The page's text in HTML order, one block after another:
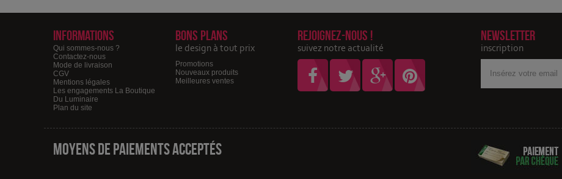
Informations
Qui sommes-nous ?
Contactez-nous
Mode de livraison
CGV
Mentions légales
Les engagements La Boutique
Du Luminaire
Plan du site
Bons plans
le design à tout prix
Promotions
Nouveaux produits
Meilleures ventes
Rejoignez-nous !
suivez notre actualité
Newsletter
inscription
adresse
Moyens de paiements acceptés